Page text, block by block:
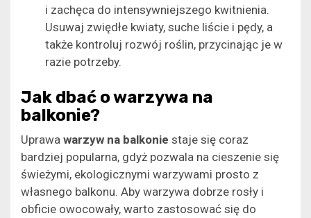
i zachęca do intensywniejszego kwitnienia.
Usuwaj zwiędłe kwiaty, suche liście i pędy, a
także kontroluj rozwój roślin, przycinając je w
razie potrzeby.
Jak dbać o warzywa na
balkonie?
Uprawa warzyw na balkonie staje się coraz
bardziej popularna, gdyż pozwala na cieszenie się
świeżymi, ekologicznymi warzywami prosto z
własnego balkonu. Aby warzywa dobrze rosły i
obficie owocowały, warto zastosować się do